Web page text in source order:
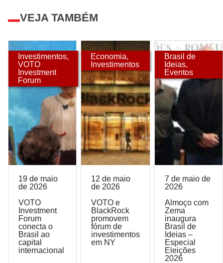
VEJA TAMBÉM
Investimentos,
VOTO
Investment
Forum
19 de maio
de 2026
VOTO
Investment
Forum
conecta o
Brasil ao
capital
internacional
Economia,
Investimentos
12 de maio
de 2026
VOTO e
BlackRock
promovem
fórum de
investimentos
em NY
Brasil de
Ideias,
Eventos
7 de maio de
2026
Almoço com
Zema
inaugura
Brasil de
Ideias –
Especial
Eleições
2026